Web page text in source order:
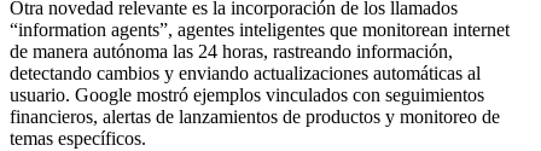
Otra novedad relevante es la incorporación de los llamados
“information agents”, agentes inteligentes que monitorean internet
de manera autónoma las 24 horas, rastreando información,
detectando cambios y enviando actualizaciones automáticas al
usuario. Google mostró ejemplos vinculados con seguimientos
financieros, alertas de lanzamientos de productos y monitoreo de
temas específicos.